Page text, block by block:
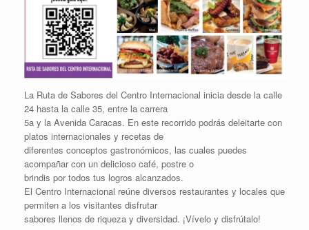
La Ruta de Sabores del Centro Internacional inicia desde la calle
24 hasta la calle 35, entre la carrera
5a y la Avenida Caracas. En este recorrido podrás deleitarte con
platos internacionales y recetas de
diferentes conceptos gastronómicos, las cuales puedes
acompañar con un delicioso café, postre o
brindis por todos tus logros alcanzados.
El Centro Internacional reúne diversos restaurantes y locales que
permiten a los visitantes disfrutar
sabores llenos de riqueza y diversidad. ¡Vívelo y disfrútalo!